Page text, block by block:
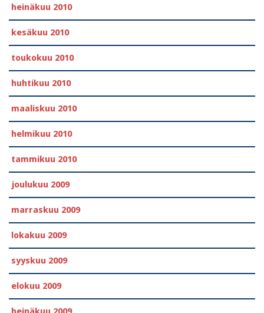
heinäkuu 2010
kesäkuu 2010
toukokuu 2010
huhtikuu 2010
maaliskuu 2010
helmikuu 2010
tammikuu 2010
joulukuu 2009
marraskuu 2009
lokakuu 2009
syyskuu 2009
elokuu 2009